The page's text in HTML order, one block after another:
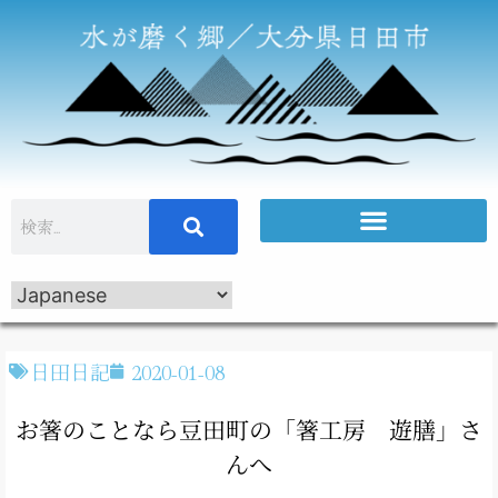
日田日記 2020-01-08
お箸のことなら豆田町の「箸工房 遊膳」さ
んへ